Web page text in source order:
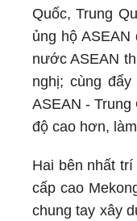
Quốc, Trung
ủng hộ
nước ASEAN
nghị; cùng
ASEAN -
độ cao hơn,
Hai bên nhất
cấp cao
chung tay xây